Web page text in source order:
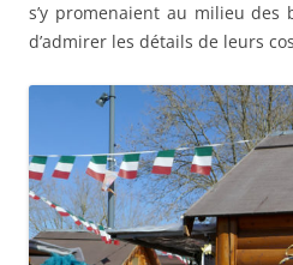
s’y promenaient au milieu
d’admirer les détails de leurs